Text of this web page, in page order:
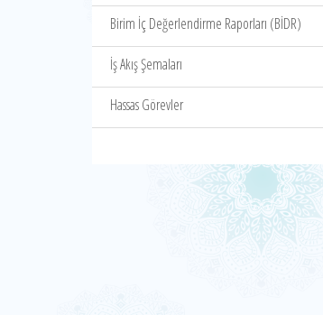
Birim İç Değerlendirme Raporları (BİDR)
İş Akış Şemaları
Hassas Görevler